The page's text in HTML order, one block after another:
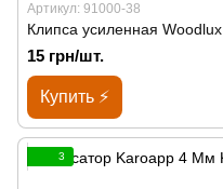
Артикул: 91000-38
Клипса усиленная Woodlux
15 грн/шт.
Купить ⚡
3